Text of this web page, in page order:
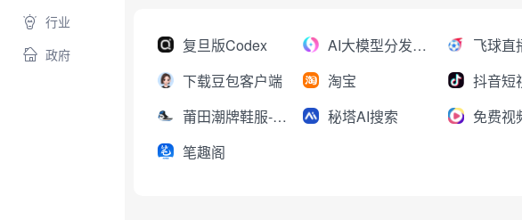
行业
政府
复旦版Codex AI大模型分发平台 飞球直
下载豆包客户端
淘宝 抖音短
莆田潮牌鞋服-工厂直销
秘塔AI搜索 免费视
笔趣阁